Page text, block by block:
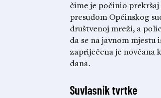
čime je počinio
presudom Općinskog
društvenoj mreži, a
da se na javnom
zapriječena je novčana
dana.
Suvlasnik tvrtke